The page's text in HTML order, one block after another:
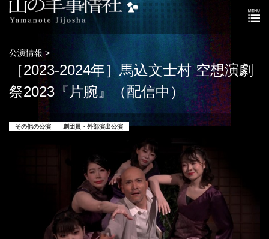
公演情報 >
［2023-2024年］馬込文士村 空想演劇
祭2023『片腕』（配信中）
その他の公演 劇団員・外部演出公演